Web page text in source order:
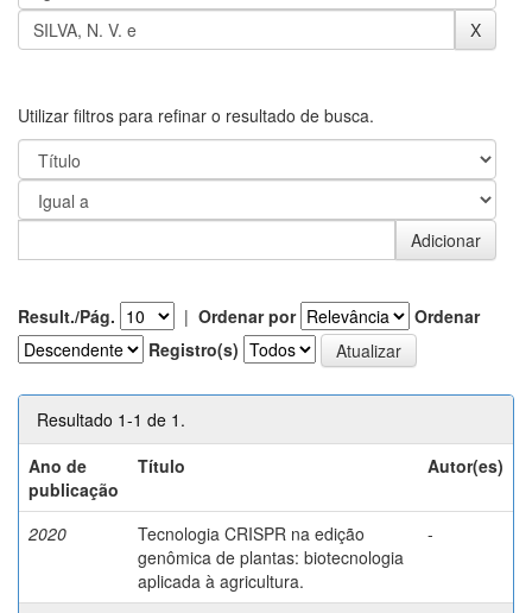
Utilizar filtros para refinar o resultado de busca.
Result./Pág. | Ordenar por
Ordenar
Registro(s)
Resultado 1-1 de 1.
Ano de
publicação
Título Autor(es)
2020
Tecnologia CRISPR na edição
genômica de plantas: biotecnologia
aplicada à agricultura.
-